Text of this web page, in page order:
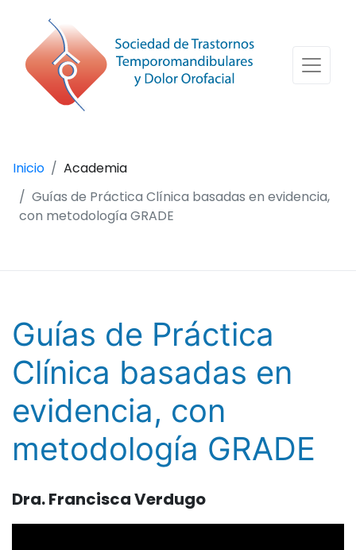
Inicio
Academia
Guías de Práctica Clínica basadas en evidencia,
con metodología GRADE
Guías de Práctica
Clínica basadas en
evidencia, con
metodología GRADE
Dra. Francisca Verdugo